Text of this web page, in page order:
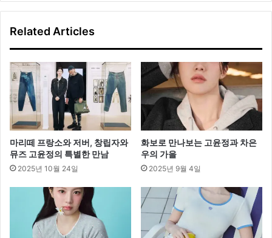
2026
렉
션
참
Related Articles
마리떼 프랑소와 저버, 창립자와
뮤즈 고윤정의 특별한 만남
2025년 10월 24일
화보로 만나보는 고윤정과 차은
우의 가을
2025년 9월 4일